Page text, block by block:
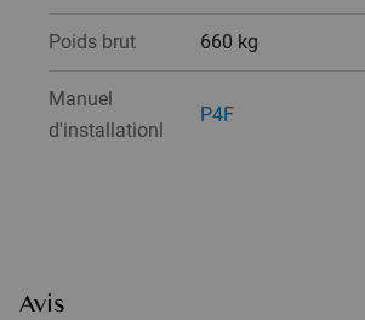
Poids brut 660 kg
Manuel
d'installationl
P4F
Avis